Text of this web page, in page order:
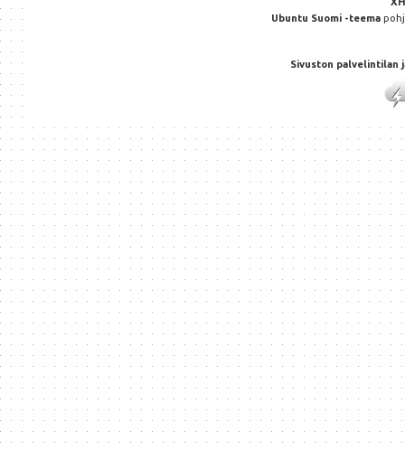
Ubuntu Suomi -teema
Sivuston palvelintilan